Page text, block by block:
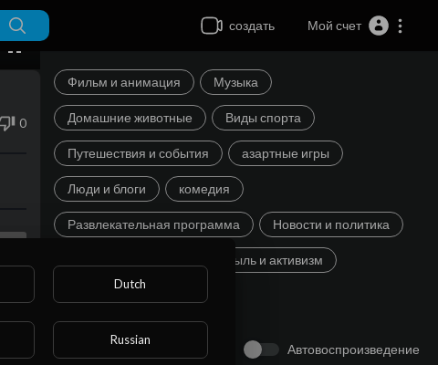
создать Мой счет
Фильм и анимация Музыка
Домашние животные Виды спорта
Путешествия и события азартные игры
Люди и блоги комедия
Развлекательная программа Новости и политика
Неприбыль и активизм
Следующий Автовоспроизведение
0
Dutch
Russian